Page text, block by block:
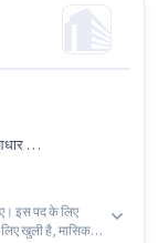
इस पद के लिए
खुली है, मासिक